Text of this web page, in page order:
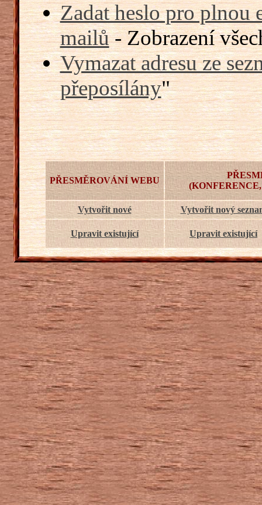
Zadat heslo pro plnou
mailů- Zobrazení
Vymazat adresu ze
přeposílány"
PŘESMĚROVÁNÍ WEBU
Vytvořit nové Vytvořit nový
Upravit existující Upravit existující